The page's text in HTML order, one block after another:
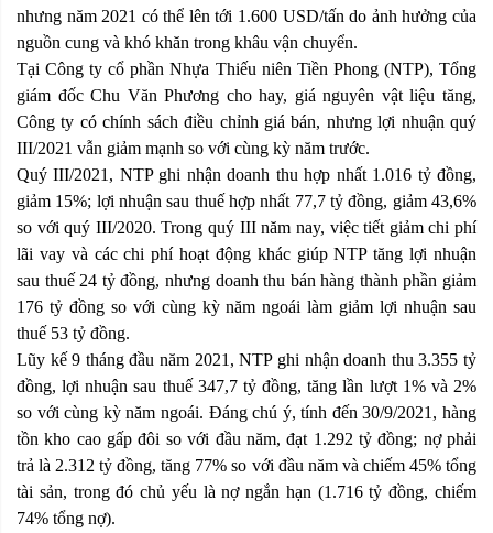
nhưng năm 2021 có thể lên tới 1.600 USD/tấn do ảnh hưởng của
nguồn cung và khó khăn trong khâu vận chuyển.
Tại Công ty cổ phần Nhựa Thiếu niên Tiền Phong (NTP), Tổng
giám đốc Chu Văn Phương cho hay, giá nguyên vật liệu tăng,
Công ty có chính sách điều chỉnh giá bán, nhưng lợi nhuận quý
III/2021 vẫn giảm mạnh so với cùng kỳ năm trước.
Quý III/2021, NTP ghi nhận doanh thu hợp nhất 1.016 tỷ đồng,
giảm 15%; lợi nhuận sau thuế hợp nhất 77,7 tỷ đồng, giảm 43,6%
so với quý III/2020. Trong quý III năm nay, việc tiết giảm chi phí
lãi vay và các chi phí hoạt động khác giúp NTP tăng lợi nhuận
sau thuế 24 tỷ đồng, nhưng doanh thu bán hàng thành phần giảm
176 tỷ đồng so với cùng kỳ năm ngoái làm giảm lợi nhuận sau
thuế 53 tỷ đồng.
Lũy kế 9 tháng đầu năm 2021, NTP ghi nhận doanh thu 3.355 tỷ
đồng, lợi nhuận sau thuế 347,7 tỷ đồng, tăng lần lượt 1% và 2%
so với cùng kỳ năm ngoái. Đáng chú ý, tính đến 30/9/2021, hàng
tồn kho cao gấp đôi so với đầu năm, đạt 1.292 tỷ đồng; nợ phải
trả là 2.312 tỷ đồng, tăng 77% so với đầu năm và chiếm 45% tổng
tài sản, trong đó chủ yếu là nợ ngắn hạn (1.716 tỷ đồng, chiếm
74% tổng nợ).